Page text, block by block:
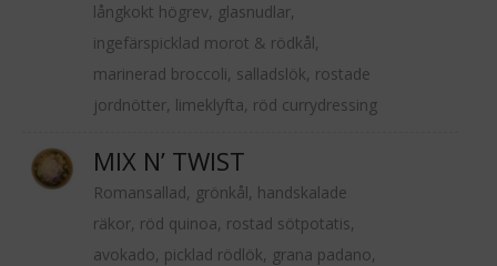
långkokt högrev, glasnudlar,
ingefärspicklad morot & rödkål,
marinerad broccoli, salladslök, rostade
jordnötter, limeklyfta, röd currydressing
MIX N’ TWIST
Romansallad, grönkål, handskalade
räkor, röd quinoa, rostad sötpotatis,
avokado, picklad rödlök, grana padano,